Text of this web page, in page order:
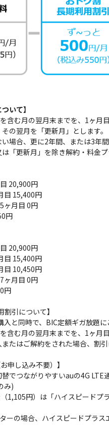
いて】
含む月の翌月末までを、1ヶ月
の翌月を「更新月」とします。
場合、更に2年間、または3年
は「更新月」を除き解約・料金
20,900円
目 15,400円
ヶ月目 0円
円
20,900円
目 15,400円
目 10,450円
ヶ月目 0円
円
割引について】
入と同時で、BIC定額ギガ放題
含む月の翌月末までを、1ヶ月
たはご解約をされた場合、割
申し込み不要）】
でつながりやすいauの4G
み)
1,105円）は「ハイスピード
ーの場合、ハイスピードプラ